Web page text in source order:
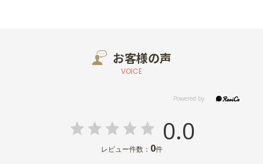
お客様の声
VOICE
0.0
レビュー件数： 0件